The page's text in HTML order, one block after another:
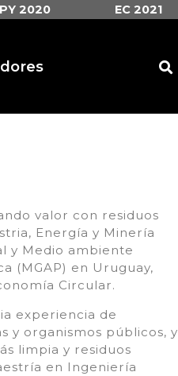
PY 2020 EC 2021
valor con residuos
Energía y Minería
y Medio ambiente
(MGAP) en Uruguay,
Circular.
experiencia de
y organismos públicos, y
limpia y residuos
en Ingeniería